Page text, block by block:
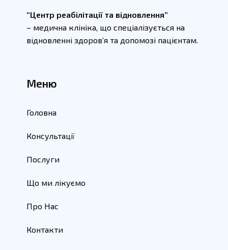
“Центр реабілітації та відновлення”
– медична клініка, що спеціалізується на
відновленні здоров’я та допомозі пацієнтам.
Меню
Головна
Консультації
Послуги
Що ми лікуємо
Про Нас
Контакти